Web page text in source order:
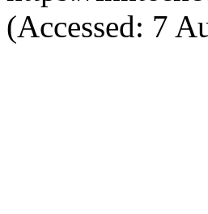
(Accessed: 7